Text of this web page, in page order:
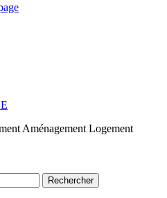
Aménagement Logement
Rechercher